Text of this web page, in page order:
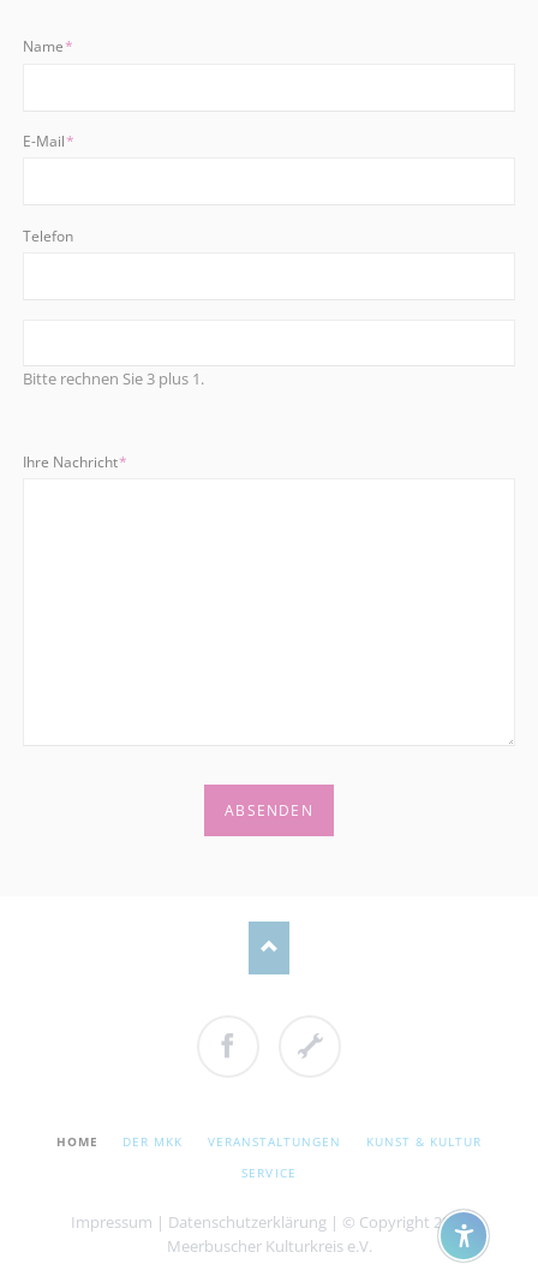
Pflichtfeld
Name*
Pflichtfeld
E-Mail*
Telefon
Bitte rechnen Sie 3 plus 1.
Pflichtfeld
Ihre Nachricht*
ABSENDEN
NAVIGATION
HOME DER MKK VERANSTALTUNGEN
KUNST & KULTUR
SERVICE
Impressum | Datenschutzerklärung | © Copyright 2026
Meerbuscher Kulturkreis e.V.